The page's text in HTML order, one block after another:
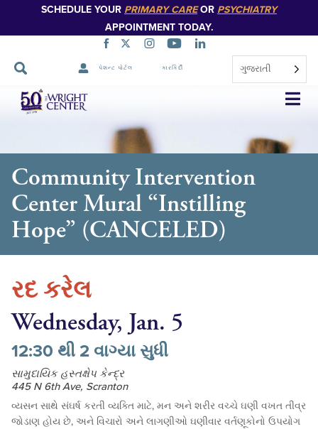
SCHEDULE YOUR PRIMARY CAREOR PSYCHIATRY
APPOINTMENT TODAY.
પેશન્ટ પોર્ટલ કારકિર્દી ગુજરાતી
નેવિગેશન
છોડો
Community Intervention
Center Mural “Instilling
Hope” (CANCELED)
રદ કરેલ
Wednesday, Jan. 5
12:30 થી 2 વાગ્યા સુધી
સામુદાયિક હસ્તક્ષેપ કેન્દ્ર
445 N 6th Ave, Scranton
વ્યસન સાથે સંઘર્ષ કરતી વ્યક્તિ માટે, મન અને શરીર વચ્ચે ઘણી વખત તીવ્ર
જોડાણ હોય છે, અને વિચારો અને લાગણીઓ ઘણીવાર વર્તણૂકોનો ઉપયોગ